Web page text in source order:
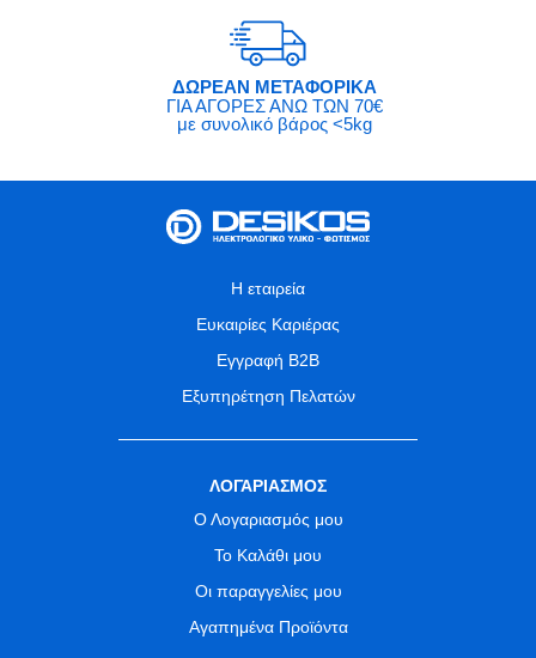
ΔΩΡΕΑΝ ΜΕΤΑΦΟΡΙΚΑ
ΓΙΑ ΑΓΟΡΕΣ ΑΝΩ ΤΩΝ 70€
με συνολικό βάρος <5kg
Η εταιρεία
Ευκαιρίες Καριέρας
Εγγραφή B2B
Εξυπηρέτηση Πελατών
ΛΟΓΑΡΙΑΣΜΟΣ
Ο Λογαριασμός μου
Το Καλάθι μου
Οι παραγγελίες μου
Αγαπημένα Προϊόντα